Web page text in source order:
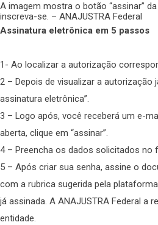
A imagem mostra o botão “assinar”
inscreva-se. – ANAJUSTRA Federal
Assinatura eletrônica em 5 passos
1- Ao localizar a autorização
2 – Depois de visualizar a autorização
assinatura eletrônica”.
3 – Logo após, você receberá um e-
aberta, clique em “assinar”.
4 – Preencha os dados solicitados no
5 – Após criar sua senha, assine o
com a rubrica sugerida pela
já assinada. A ANAJUSTRA Federal a
entidade.